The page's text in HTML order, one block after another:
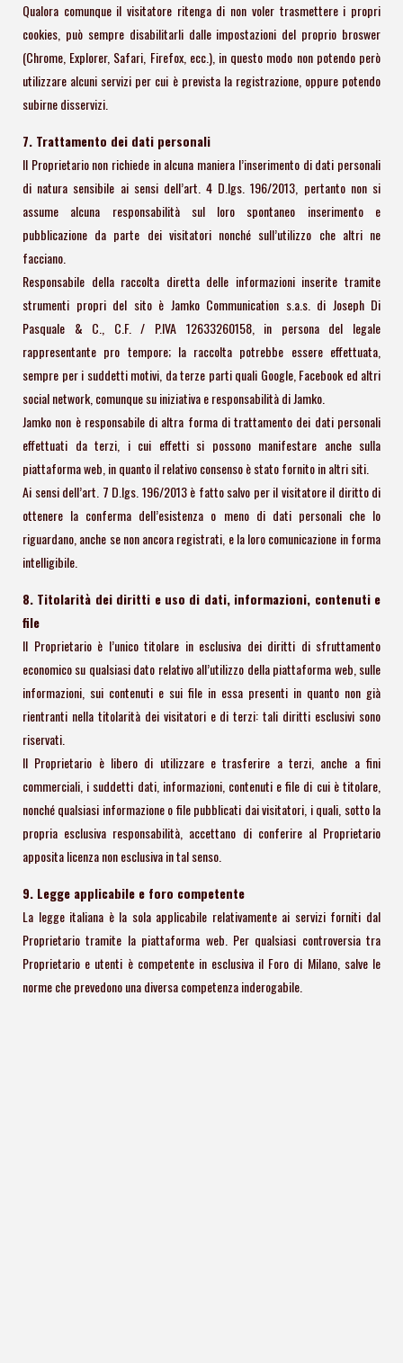
Qualora comunque il visitatore ritenga di non voler trasmettere i propri
cookies, può sempre disabilitarli dalle impostazioni del proprio broswer
(Chrome, Explorer, Safari, Firefox, ecc.), in questo modo non potendo però
utilizzare alcuni servizi per cui è prevista la registrazione, oppure potendo
subirne disservizi.
7. Trattamento dei dati personali
Il Proprietario non richiede in alcuna maniera l’inserimento di dati personali
di natura sensibile ai sensi dell’art. 4 D.lgs. 196/2013, pertanto non si
assume alcuna responsabilità sul loro spontaneo inserimento e
pubblicazione da parte dei visitatori nonché sull’utilizzo che altri ne
facciano.
Responsabile della raccolta diretta delle informazioni inserite tramite
strumenti propri del sito è Jamko Communication s.a.s. di Joseph Di
Pasquale & C., C.F. / P.IVA 12633260158, in persona del legale
rappresentante pro tempore; la raccolta potrebbe essere effettuata,
sempre per i suddetti motivi, da terze parti quali Google, Facebook ed altri
social network, comunque su iniziativa e responsabilità di Jamko.
Jamko non è responsabile di altra forma di trattamento dei dati personali
effettuati da terzi, i cui effetti si possono manifestare anche sulla
piattaforma web, in quanto il relativo consenso è stato fornito in altri siti.
Ai sensi dell’art. 7 D.lgs. 196/2013 è fatto salvo per il visitatore il diritto di
ottenere la conferma dell’esistenza o meno di dati personali che lo
riguardano, anche se non ancora registrati, e la loro comunicazione in forma
intelligibile.
8. Titolarità dei diritti e uso di dati, informazioni, contenuti e
file
Il Proprietario è l’unico titolare in esclusiva dei diritti di sfruttamento
economico su qualsiasi dato relativo all’utilizzo della piattaforma web, sulle
informazioni, sui contenuti e sui file in essa presenti in quanto non già
rientranti nella titolarità dei visitatori e di terzi: tali diritti esclusivi sono
riservati.
Il Proprietario è libero di utilizzare e trasferire a terzi, anche a fini
commerciali, i suddetti dati, informazioni, contenuti e file di cui è titolare,
nonché qualsiasi informazione o file pubblicati dai visitatori, i quali, sotto la
propria esclusiva responsabilità, accettano di conferire al Proprietario
apposita licenza non esclusiva in tal senso.
9. Legge applicabile e foro competente
La legge italiana è la sola applicabile relativamente ai servizi forniti dal
Proprietario tramite la piattaforma web. Per qualsiasi controversia tra
Proprietario e utenti è competente in esclusiva il Foro di Milano, salve le
norme che prevedono una diversa competenza inderogabile.